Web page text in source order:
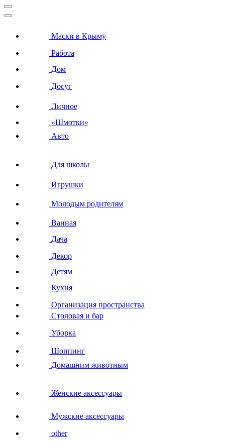
Маски в Крыму
Работа
Дом
Досуг
Личное
«Шмотки»
Авто
Для школы
Игрушки
Молодым родителям
Ванная
Дача
Декор
Детям
Кухня
Организация пространства
Столовая и бар
Уборка
Шоппинг
Домашним животным
Женские аксессуары
Мужские аксессуары
other